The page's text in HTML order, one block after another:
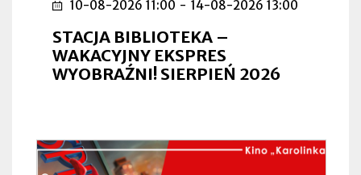
10-08-2026 11:00 - 14-08-2026 13:00
STACJA BIBLIOTEKA –
WAKACYJNY EKSPRES
WYOBRAŹNI! SIERPIEŃ 2026